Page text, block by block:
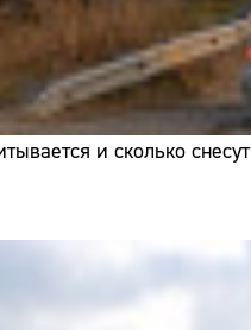
и сколько снесут